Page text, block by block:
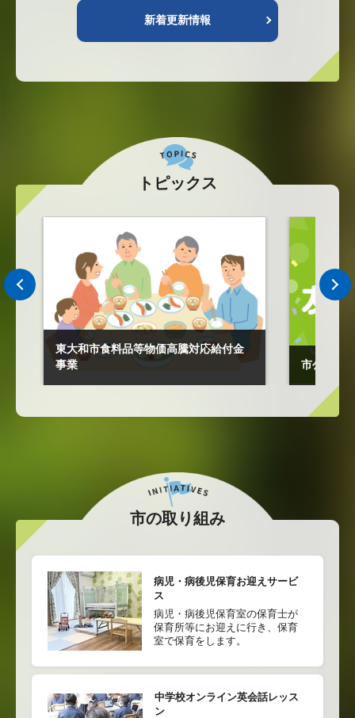
新着更新情報
トピックス
東大和市食料品等物価高騰対応給付金
事業
市公式
市の取り組み
病児・病後児保育お迎えサービ
ス
病児・病後児保育室の保育士が
保育所等にお迎えに行き、保育
室で保育をします。
中学校オンライン英会話レッス
ン